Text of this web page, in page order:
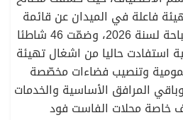
فاعلة في الميدان عن قائمة
الشواطئ المسموحة للسباحة لسنة 2026، وضمّت 46 شاطئا
ساحلية استفادت حاليا من اشغال تهيئة
وتنصيب فضاءات مخصّصة
المرافق الأساسية والخدمات
خاصة محلات الفاست فود